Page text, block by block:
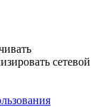
сетевой